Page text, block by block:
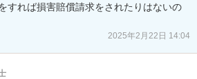
すれば損害賠償請求をされたりはないの
2025年2月22日 14:04